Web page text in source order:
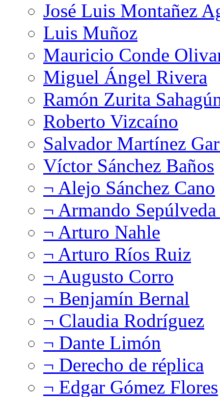
José Luis Montañez
Luis Muñoz
Mauricio Conde
Miguel Ángel Rivera
Ramón Zurita
Roberto Vizcaíno
Salvador Martínez
Víctor Sánchez Baños
¬ Alejo Sánchez Cano
¬ Armando
¬ Arturo Nahle
¬ Arturo Ríos Ruiz
¬ Augusto Corro
¬ Benjamín Bernal
¬ Claudia Rodríguez
¬ Dante Limón
¬ Derecho de réplica
¬ Edgar Gómez Flores